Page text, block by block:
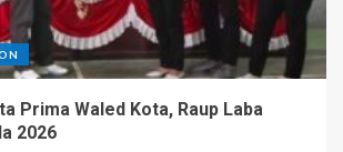
Prima Waled Kota, Raup Laba
2026